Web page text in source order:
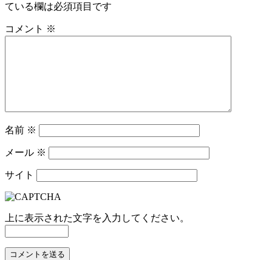
ている欄は必須項目です
コメント ※
名前 ※
メール ※
サイト
上に表示された文字を入力してください。